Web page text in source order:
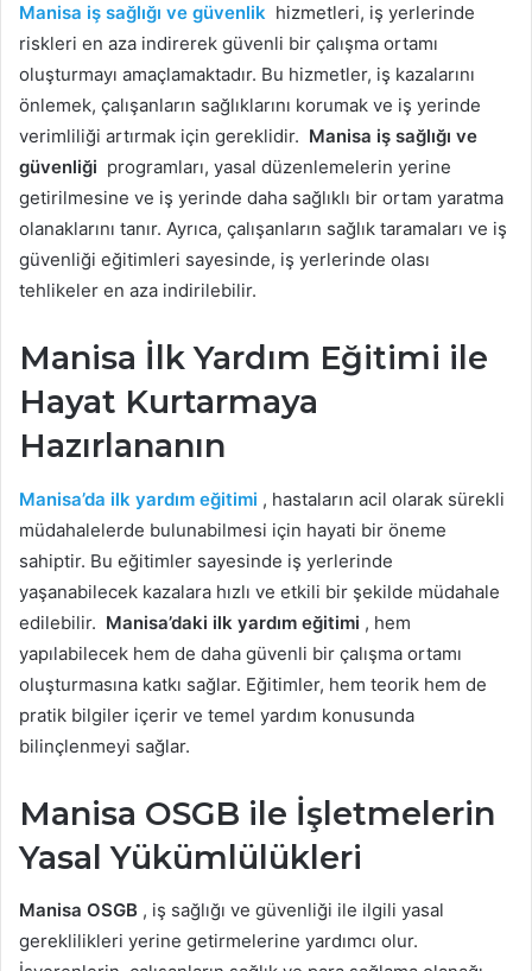
Manisa iş sağlığı ve güvenlik hizmetleri, iş yerlerinde
riskleri en aza indirerek güvenli bir çalışma ortamı
oluşturmayı amaçlamaktadır. Bu hizmetler, iş kazalarını
önlemek, çalışanların sağlıklarını korumak ve iş yerinde
verimliliği artırmak için gereklidir. Manisa iş sağlığı ve
güvenliği programları, yasal düzenlemelerin yerine
getirilmesine ve iş yerinde daha sağlıklı bir ortam yaratma
olanaklarını tanır. Ayrıca, çalışanların sağlık taramaları ve iş
güvenliği eğitimleri sayesinde, iş yerlerinde olası
tehlikeler en aza indirilebilir.
Manisa İlk Yardım Eğitimi ile
Hayat Kurtarmaya
Hazırlananın
Manisa’da ilk yardım eğitimi , hastaların acil olarak sürekli
müdahalelerde bulunabilmesi için hayati bir öneme
sahiptir. Bu eğitimler sayesinde iş yerlerinde
yaşanabilecek kazalara hızlı ve etkili bir şekilde müdahale
edilebilir. Manisa’daki ilk yardım eğitimi , hem
yapılabilecek hem de daha güvenli bir çalışma ortamı
oluşturmasına katkı sağlar. Eğitimler, hem teorik hem de
pratik bilgiler içerir ve temel yardım konusunda
bilinçlenmeyi sağlar.
Manisa OSGB ile İşletmelerin
Yasal Yükümlülükleri
Manisa OSGB , iş sağlığı ve güvenliği ile ilgili yasal
gereklilikleri yerine getirmelerine yardımcı olur.